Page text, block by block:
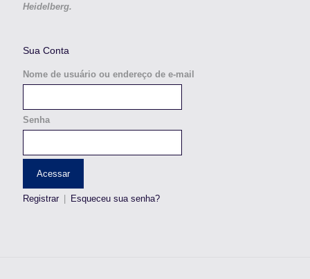
Heidelberg.
Sua Conta
Nome de usuário ou endereço de e-mail
Senha
Registrar Esqueceu sua senha?